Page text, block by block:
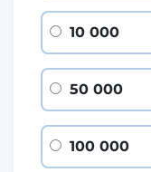
10 000
50 000
100 000